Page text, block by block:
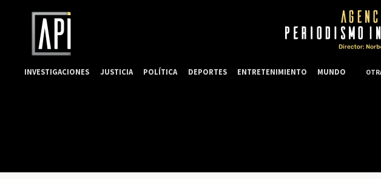
INVESTIGACIONES JUSTICIA POLÍTICA DEPORTES ENTRETENIMIENTO MUNDO